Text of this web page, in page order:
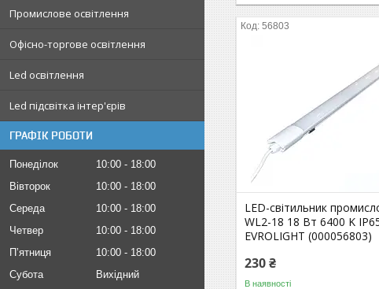
Промислове освітлення
Офісно-торгове освітлення
Led освітлення
Led підсвітка інтер'єрів
ГРАФІК РОБОТИ
Понеділок 10:00
18:00
Вівторок
10:00
18:00
Середа
10:00
18:00
Четвер
10:00
18:00
Пʼятниця
10:00
18:00
Субота
Вихідний
56803
LED-світильник
WL2-18 18 Вт 6400 K
EVROLIGHT (000056803)
230 ₴
В наявності